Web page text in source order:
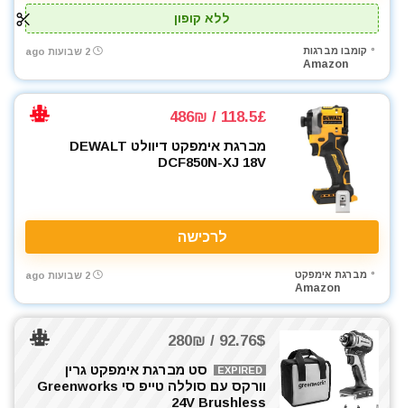
ללא קופון
קומבו מברגות
Amazon
2 שבועות ago
118.5£ / 486₪
מברגת אימפקט דיוולט DEWALT
DCF850N-XJ 18V
לרכישה
מברגת אימפקט
Amazon
2 שבועות ago
92.76$ / 280₪
EXPIRED
סט מברגת אימפקט גרין
וורקס עם סוללה טייפ סי Greenworks
24V Brushless